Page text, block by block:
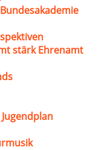
stärk Ehrenamt